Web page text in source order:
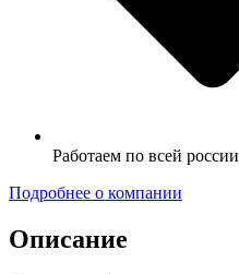
Работаем по всей россии
Подробнее о компании
Описание